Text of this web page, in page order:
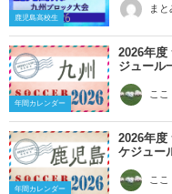
鹿児島高校生
まと
年間カレンダー
2026年度
ジュール
ここ
年間カレンダー
2026年度
ケジュー
ここ